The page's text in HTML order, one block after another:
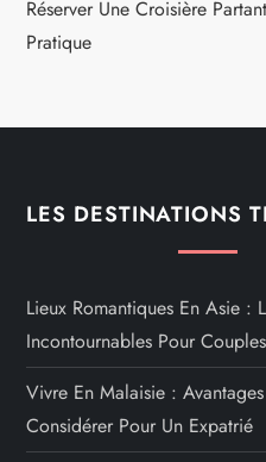
Réserver Une Croisière
Pratique
LES DESTINATIONS
Lieux Romantiques En Asie :
Incontournables Pour
Vivre En Malaisie :
Considérer Pour Un Expatrié